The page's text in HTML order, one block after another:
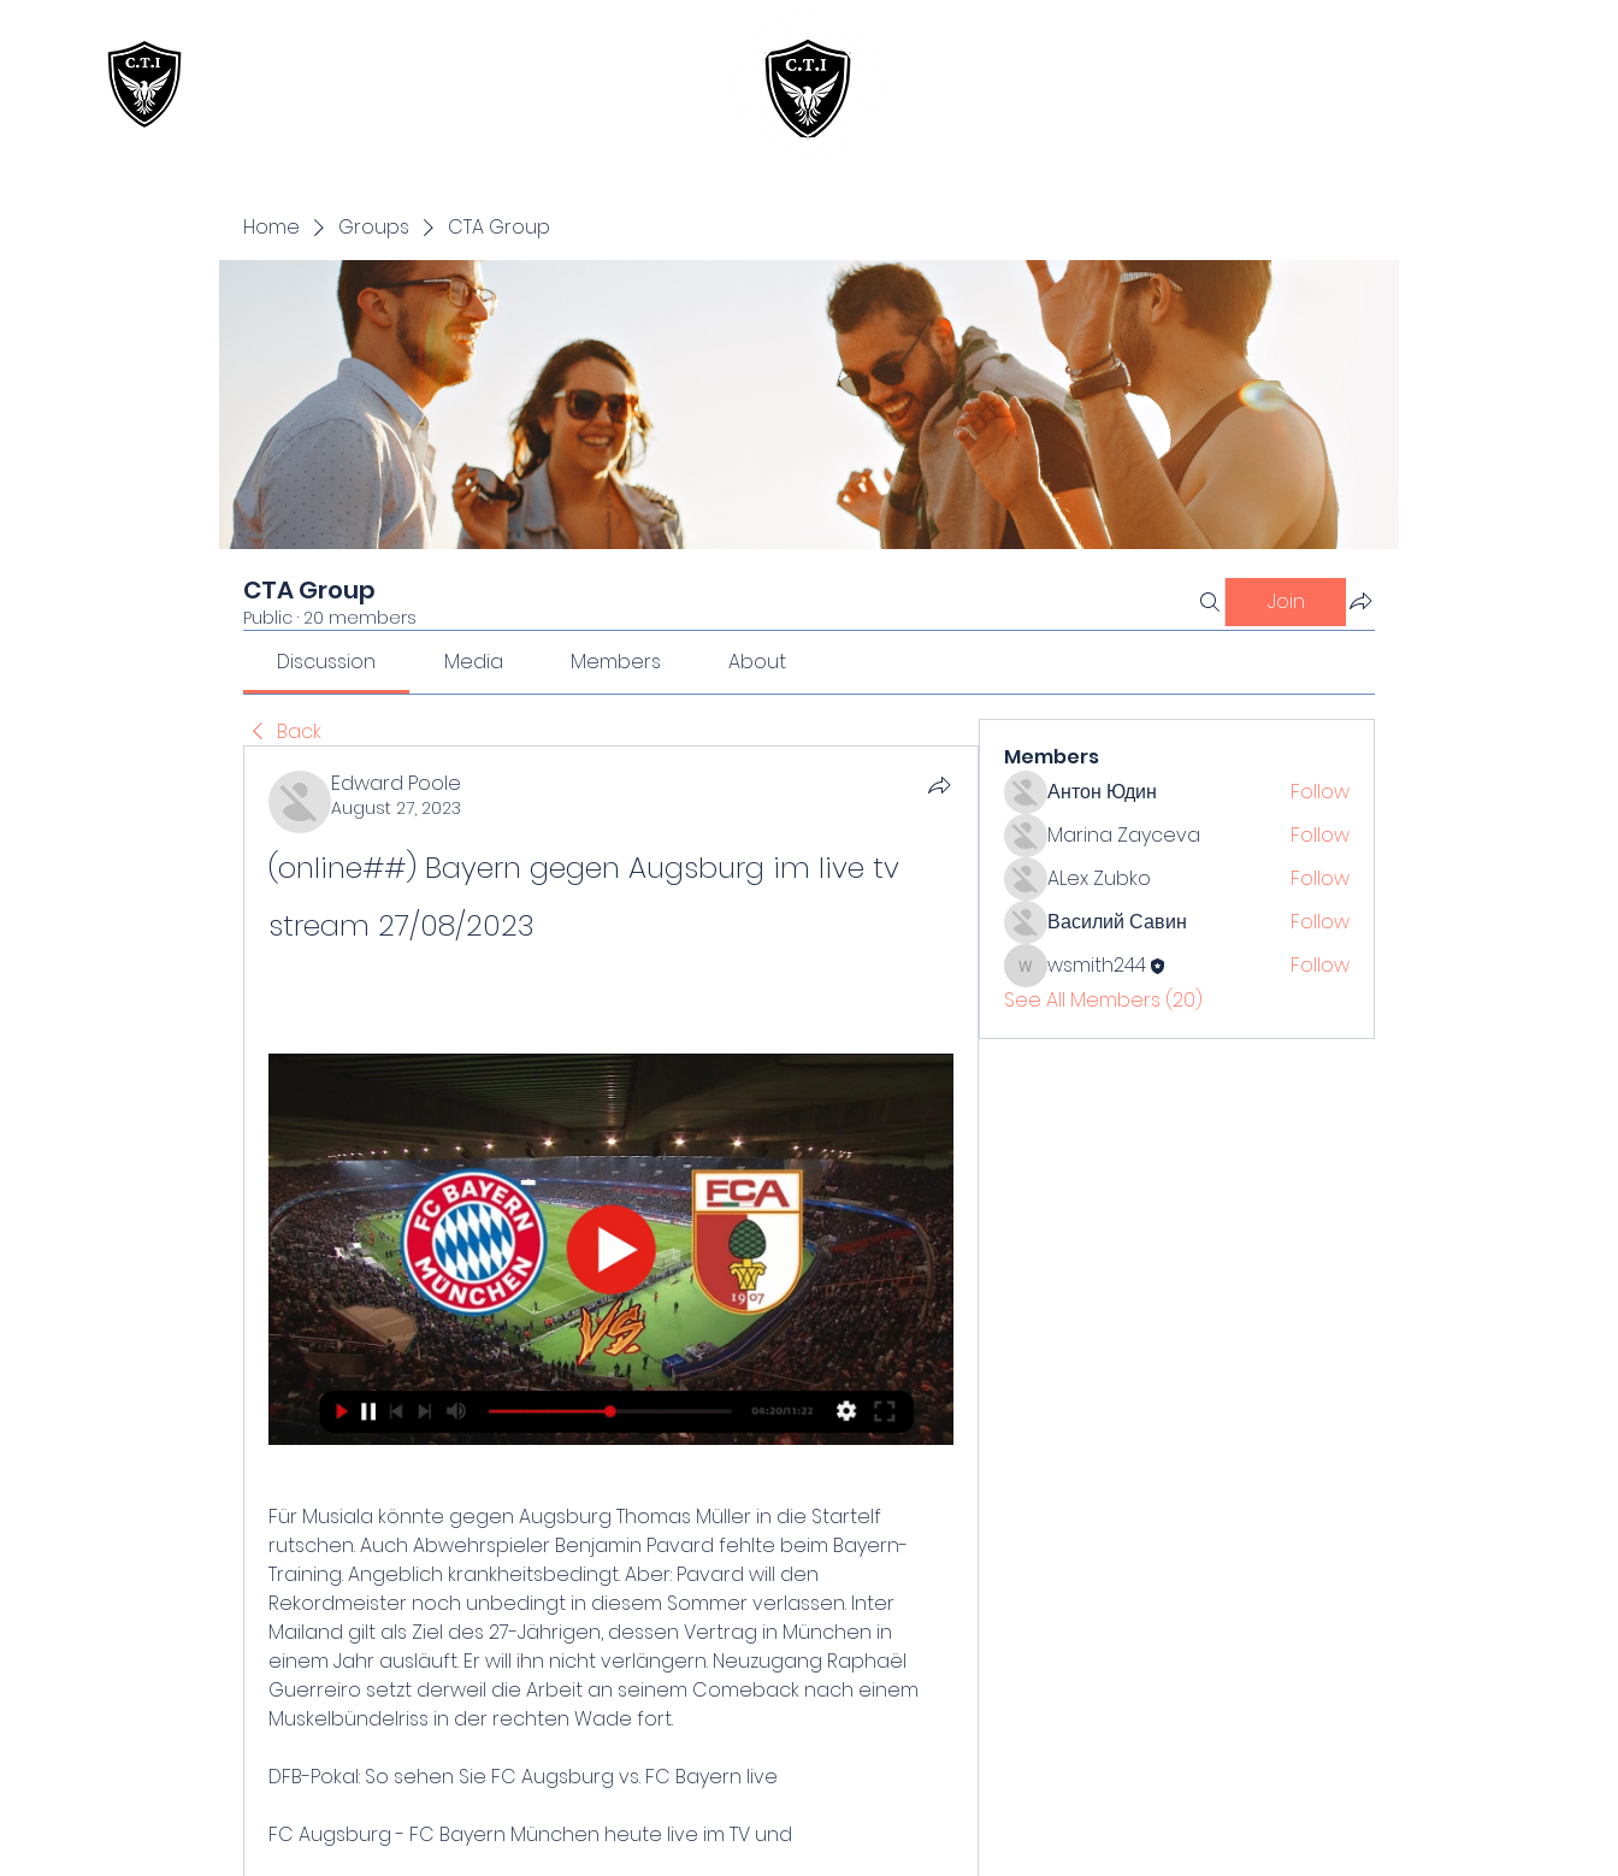
Home Groups CTA Group
CTA Group
Public · 20 members
Join
Discussion Media Members About
Back
Edward Poole
August 27, 2023
(online##) Bayern gegen Augsburg im live tv
stream 27/08/2023
Für Musiala könnte gegen Augsburg Thomas Müller in die Startelf
rutschen. Auch Abwehrspieler Benjamin Pavard fehlte beim Bayern-
Training. Angeblich krankheitsbedingt. Aber: Pavard will den
Rekordmeister noch unbedingt in diesem Sommer verlassen. Inter
Mailand gilt als Ziel des 27-Jährigen, dessen Vertrag in München in
einem Jahr ausläuft. Er will ihn nicht verlängern. Neuzugang Raphaël
Guerreiro setzt derweil die Arbeit an seinem Comeback nach einem
Muskelbündelriss in der rechten Wade fort.
DFB-Pokal: So sehen Sie FC Augsburg vs. FC Bayern live
FC Augsburg - FC Bayern München heute live im TV und
Members
Антон Юдин
Follow
Marina Zayceva
Follow
ALex Zubko
Follow
Василий Савин
Follow
wsmith244
wsmith244
Follow
See All Members (20)